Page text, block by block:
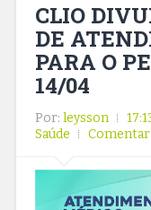
CLIO
DE
PARA O
14/04
Por: leysson
Saúde